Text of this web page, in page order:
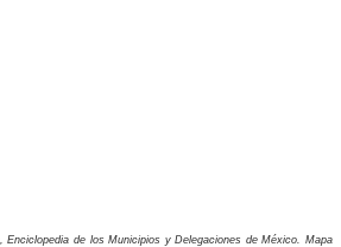
de los Municipios y Delegaciones de México. Mapa